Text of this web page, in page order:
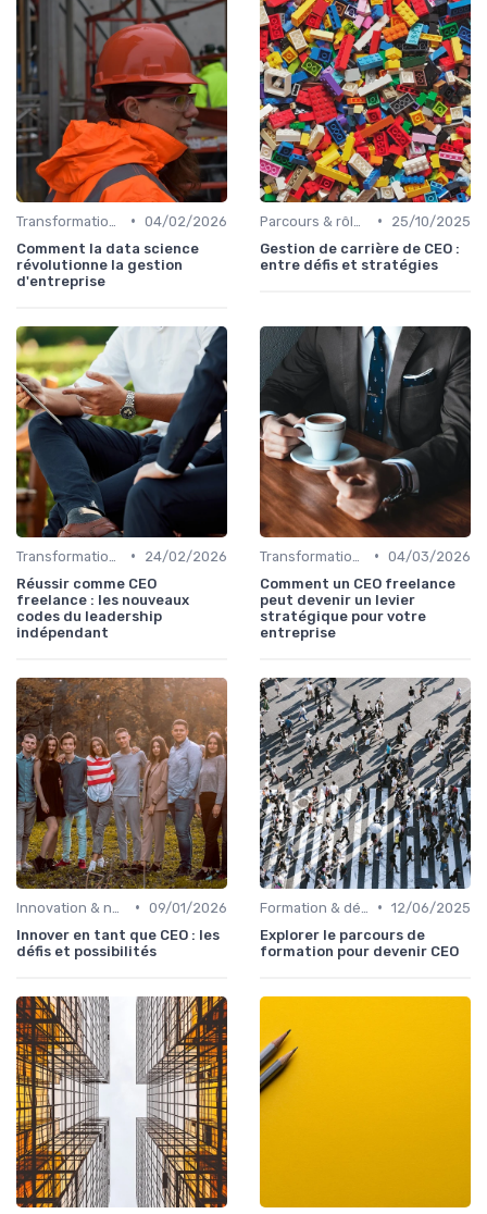
• 04/02/2026
Comment la data science
révolutionne la gestion
d'entreprise
•
25/10/2025
Gestion de carrière de CEO :
entre défis et stratégies
•
24/02/2026
Réussir comme CEO
freelance : les nouveaux
codes du leadership
indépendant
• 04/03/2026
Comment un CEO freelance
peut devenir un levier
stratégique pour votre
entreprise
• 09/01/2026
Innover en tant que CEO : les
défis et possibilités
• 12/06/2025
Explorer le parcours de
formation pour devenir CEO